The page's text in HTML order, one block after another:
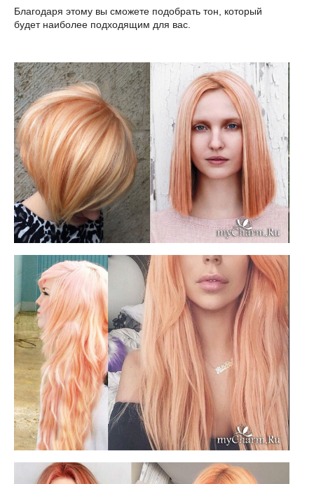
Благодаря этому вы сможете подобрать тон, который
будет наиболее подходящим для вас.